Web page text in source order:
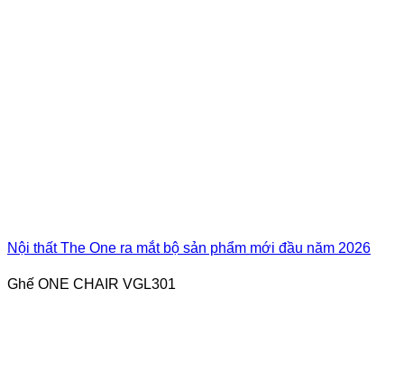
Nội thất The One ra mắt bộ sản phẩm mới đầu năm 2026
Ghế ONE CHAIR VGL301